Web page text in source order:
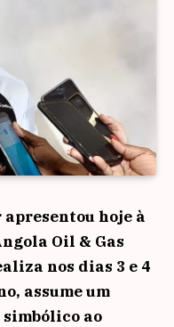
hoje à
Oil & Gas
nos dias 3 e 4
assume um
ao